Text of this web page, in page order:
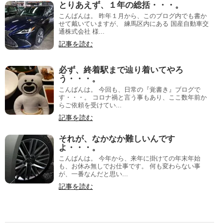
とりあえず、１年の総括・・・。
こんばんは。 昨年１月から、このブログ内でも書か
せて戴いていますが、 練馬区内にある 国産自動車交
通株式会社 様...
記事を読む
必ず、終着駅まで辿り着いてやろ
う・・・。
こんばんは。 今回も、日常の『覚書き』ブログで
す・・・。 コロナ禍と言う事もあり、ここ数年前か
らご依頼を受けてい...
記事を読む
それが、なかなか難しいんです
よ・・・。
こんばんは。 今年から、来年に掛けての年末年始
も、お休み無しでお仕事です。 何も変わらない事
が、一番なんだと思い...
記事を読む